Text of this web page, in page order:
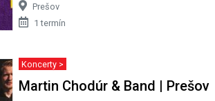
Prešov
1 termín
Koncerty >
Martin Chodúr & Band | Prešov